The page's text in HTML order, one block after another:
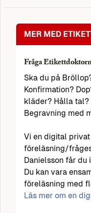
MER MED
Fråga
Ska du på
Konfirmation?
kläder? Hålla
Begravning med
Vi en digital privat
föreläsning/
Danielsson får du
Du kan vara
föreläsning med
Läs mer om en